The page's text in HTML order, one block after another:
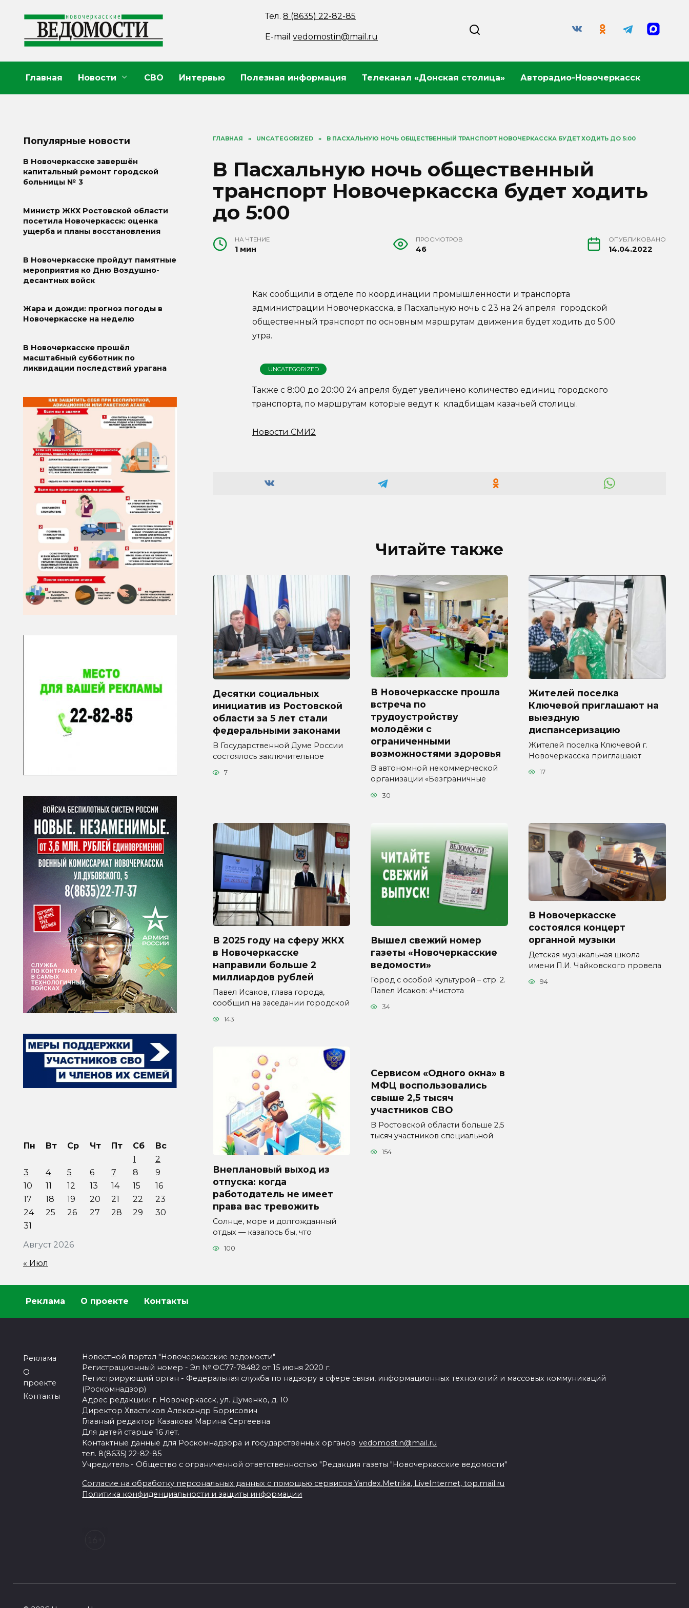
содержанию
Тел.8 (8635) 22-82-85
E-mailvedomostin@mail.ru
Главная Новости СВО Интервью Полезная информация Телеканал «Донская столица» Авторадио-Новочеркасск
ГЛАВНАЯ » UNCATEGORIZED » В ПАСХАЛЬНУЮ НОЧЬ ОБЩЕСТВЕННЫЙ ТРАНСПОРТ НОВОЧЕРКАССКА БУДЕТ ХОДИТЬ ДО 5:00
В Пасхальную ночь общественный
транспорт Новочеркасска будет ходить
до 5:00
НА ЧТЕНИЕ
1 мин
ПРОСМОТРОВ
46
ОПУБЛИКОВАНО
14.04.2022
Как сообщили в отделе по координации промышленности и транспорта
администрации Новочеркасска, в Пасхальную ночь с 23 на 24 апреля городской
общественный транспорт по основным маршрутам движения будет ходить до 5:00
утра.
UNCATEGORIZED
Также с 8:00 до 20:00 24 апреля будет увеличено количество единиц городского
транспорта, по маршрутам которые ведут к кладбищам казачьей столицы.
Новости СМИ2
Читайте также
Десятки социальных
инициатив из Ростовской
области за 5 лет стали
федеральными законами
В Государственной Думе России
состоялось заключительное
7
В Новочеркасске прошла
встреча по
трудоустройству
молодёжи с
ограниченными
возможностями здоровья
В автономной некоммерческой
организации «Безграничные
30
Жителей поселка
Ключевой приглашают на
выездную
диспансеризацию
Жителей поселка Ключевой г.
Новочеркасска приглашают
17
В 2025 году на сферу ЖКХ
в Новочеркасске
направили больше 2
миллиардов рублей
Павел Исаков, глава города,
сообщил на заседании городской
143
Вышел свежий номер
газеты «Новочеркасские
ведомости»
Город с особой культурой – стр. 2.
Павел Исаков: «Чистота
34
В Новочеркасске
состоялся концерт
органной музыки
Детская музыкальная школа
имени П.И. Чайковского провела
94
Внеплановый выход из
отпуска: когда
работодатель не имеет
права вас тревожить
Солнце, море и долгожданный
отдых — казалось бы, что
100
Сервисом «Одного окна» в
МФЦ воспользовались
свыше 2,5 тысяч
участников СВО
В Ростовской области больше 2,5
тысяч участников специальной
154
Популярные новости
В Новочеркасске завершён
капитальный ремонт городской
больницы № 3
Министр ЖКХ Ростовской области
посетила Новочеркасск: оценка
ущерба и планы восстановления
В Новочеркасске пройдут памятные
мероприятия ко Дню Воздушно-
десантных войск
Жара и дожди: прогноз погоды в
Новочеркасске на неделю
В Новочеркасске прошёл
масштабный субботник по
ликвидации последствий урагана
Август 2026
Пн Вт Ср Чт Пт Сб
Вс
1
2
3
4 5 6 7 8
9
10
11 12 13 14 15
16
17
18 19 20 21 22
23
24
25 26 27 28 29
30
31
« Июл
Реклама О проекте Контакты
Реклама
О
проекте
Контакты
Новостной портал "Новочеркасские ведомости"
Регистрационный номер - Эл № ФС77-78482 от 15 июня 2020 г.
Регистрирующий орган - Федеральная служба по надзору в сфере связи, информационных технологий и массовых коммуникаций
(Роскомнадзор)
Адрес редакции: г. Новочеркасск, ул. Думенко, д. 10
Директор Хвастиков Александр Борисович
Главный редактор Казакова Марина Сергеевна
Для детей старше 16 лет.
Контактные данные для Роскомнадзора и государственных органов:vedomostin@mail.ru
тел. 8(8635) 22-82-85
Учредитель - Общество с ограниченной ответственностью "Редакция газеты "Новочеркасские ведомости"
Согласие на обработку персональных данных с помощью сервисов Yandex.Metrika, LiveInternet, top.mail.ru
Политика конфиденциальности и защиты информации